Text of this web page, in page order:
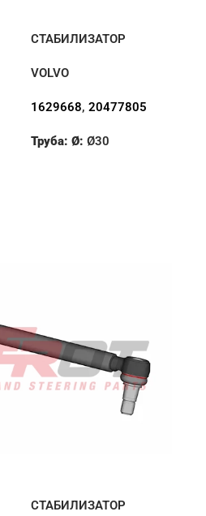
СТАБИЛИЗАТОР
VOLVO
1629668,20477805
Труба: Ø:Ø30
СТАБИЛИЗАТОР